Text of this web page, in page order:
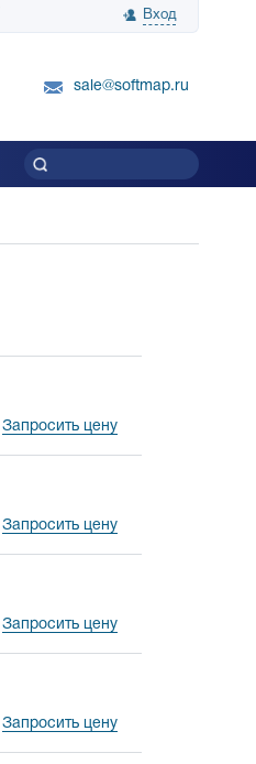
Вход
благодарность SoftMap за помощь в
sale@softmap.ru
Запросить цену
Запросить цену
Запросить цену
Запросить цену